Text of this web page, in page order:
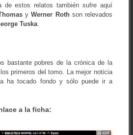
de estos relatos también sufre aquí
yWerner Rothson relevados
Tuska.
bastante pobres de la crónica de la
primeros del tomo. La mejor noticia
ha tocado fondo y sólo puede ir a
a la ficha: